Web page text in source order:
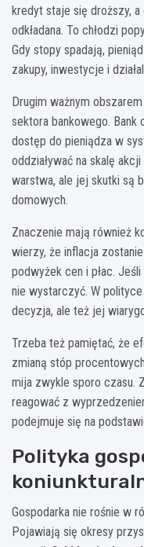
kredyt staje się droższy,
odkładana. To chłodzi
Gdy stopy spadają,
zakupy, inwestycje i
Drugim ważnym
sektora bankowego. Bank
dostęp do pieniądza w
oddziaływać na skalę
warstwa, ale jej skutki są
domowych.
Znaczenie mają również
wierzy, że inflacja
podwyżek cen i płac.
nie wystarczyć. W
decyzja, ale też jej
Trzeba też pamiętać, że
zmianą stóp
mija zwykle sporo czasu.
reagować z
podejmuje się na
Polityka
Gospodarka nie rośnie w
Pojawiają się okresy